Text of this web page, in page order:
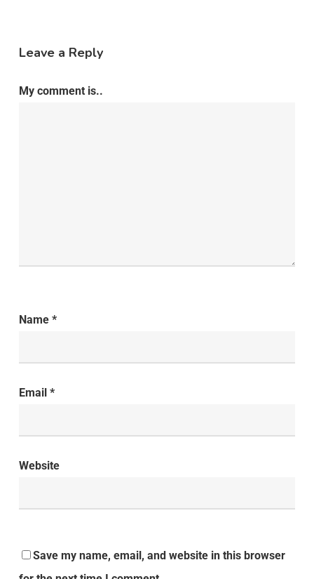
Leave a Reply
My comment is..
Name *
Email *
Website
Save my name, email, and website in this browser